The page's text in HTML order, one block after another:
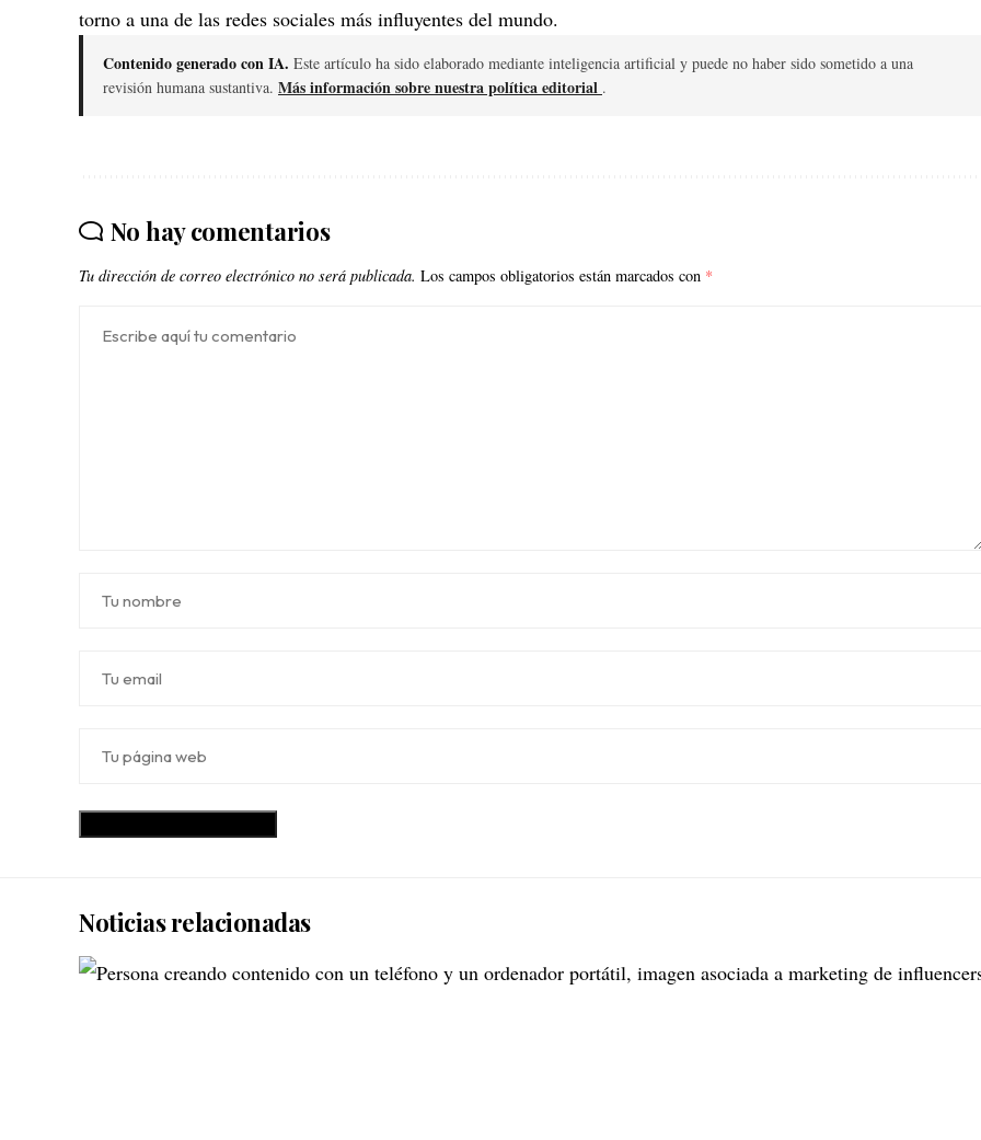
torno a una de las redes sociales más influyentes del mundo.
Contenido generado con IA. Este artículo ha sido elaborado mediante inteligencia artificial y puede no haber sido sometido a una
revisión humana sustantiva. Más información sobre nuestra política editorial .
No hay comentarios
Tu dirección de correo electrónico no será publicada. Los campos obligatorios están marcados con *
Noticias relacionadas